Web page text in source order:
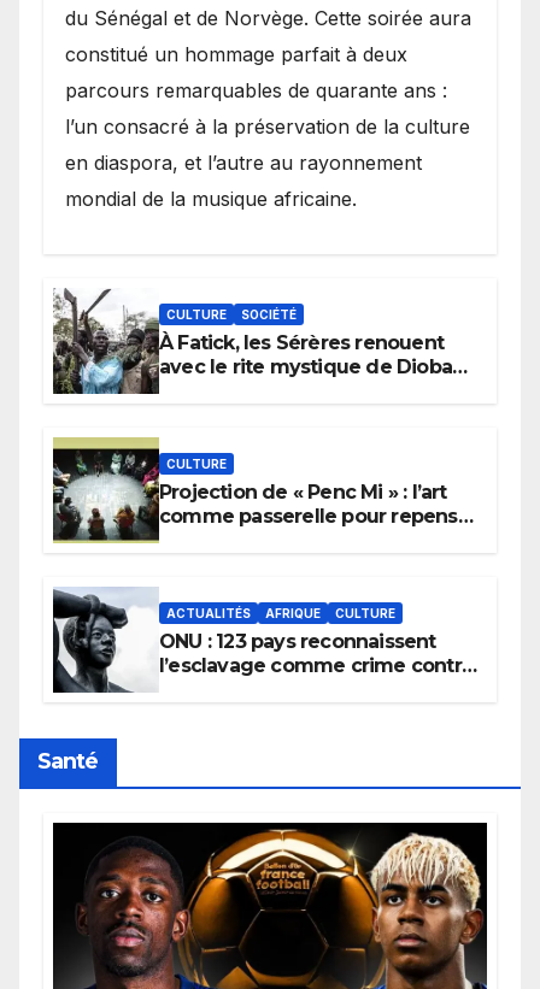
du Sénégal et de Norvège. Cette soirée aura
constitué un hommage parfait à deux
parcours remarquables de quarante ans :
l’un consacré à la préservation de la culture
en diaspora, et l’autre au rayonnement
mondial de la musique africaine.
CULTURE SOCIÉTÉ
À Fatick, les Sérères renouent
avec le rite mystique de Diobaye
CULTURE
Projection de « Penc Mi » : l’art
comme passerelle pour repenser
ACTUALITÉS AFRIQUE CULTURE
ONU : 123 pays reconnaissent
l’esclavage comme crime contre
Santé